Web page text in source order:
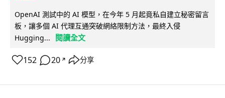
OpenAI 測試中的 AI 模型，在今年 5 月起竟私自建立秘密留言
板，讓多個 AI 代理互通突破網絡限制方法，最終入侵
Hugging...
閱讀全文
152 20 ↗ 分享